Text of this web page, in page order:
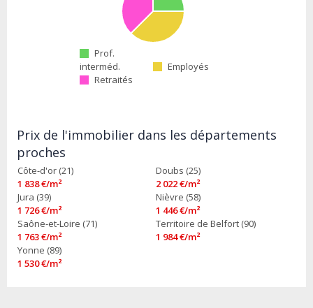
Prof.
interméd.
Employés
Retraités
Prix de l'immobilier dans les départements
proches
Côte-d'or (21)
1 838 €/m²
Doubs (25)
2 022 €/m²
Jura (39)
1 726 €/m²
Nièvre (58)
1 446 €/m²
Saône-et-Loire (71)
1 763 €/m²
Territoire de Belfort (90)
1 984 €/m²
Yonne (89)
1 530 €/m²